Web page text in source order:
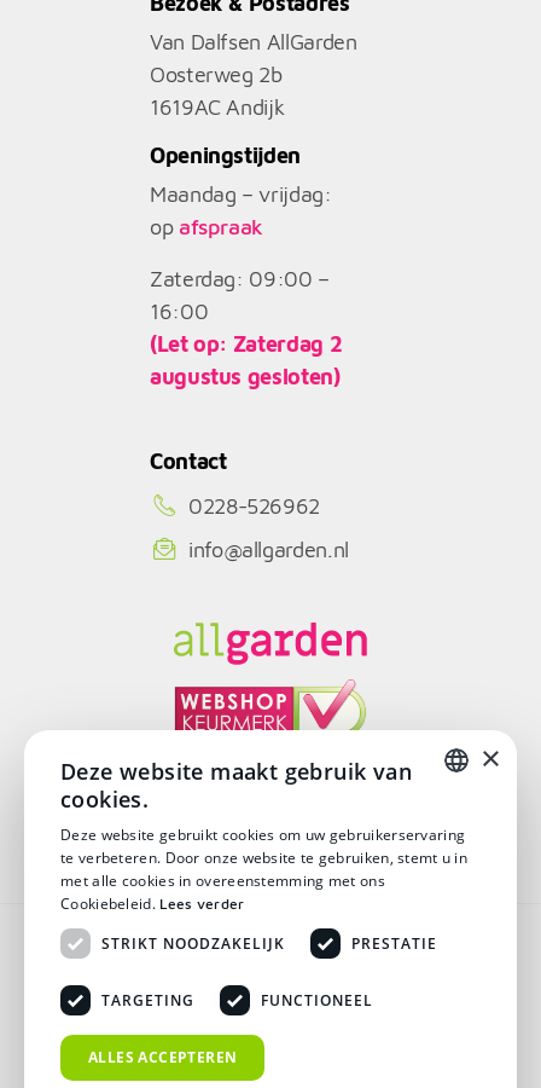
Van Dalfsen AllGarden
Oosterweg 2b
1619AC Andijk
Openingstijden
Maandag – vrijdag:
op afspraak
Zaterdag: 09:00 –
16:00
(Let op: Zaterdag 2
augustus gesloten)
Contact
0228-526962
info@allgarden.nl
Algemene voorwaarden
Disclaimer
Privacy verklaring
DUTCH
×
Deze website maakt gebruik van
cookies.
Deze website gebruikt cookies om uw gebruikerservaring
te verbeteren. Door onze website te gebruiken, stemt u in
met alle cookies in overeenstemming met ons
Cookiebeleid. Lees verder
STRIKT NOODZAKELIJK PRESTATIE
TARGETING FUNCTIONEEL
ALLES ACCEPTEREN